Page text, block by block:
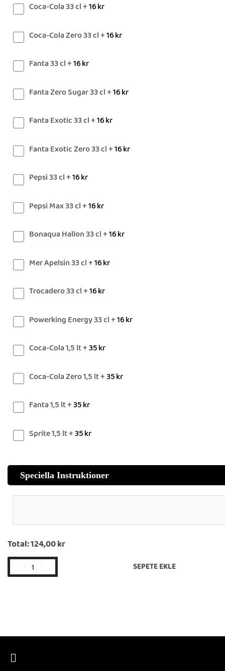
Coca-Cola 33 cl +16kr
Coca-Cola Zero 33 cl +16kr
Fanta 33 cl +16kr
Fanta Zero Sugar 33 cl +16kr
Fanta Exotic 33 cl +16kr
Fanta Exotic Zero 33 cl +16kr
Pepsi 33 cl +16kr
Pepsi Max 33 cl +16kr
Bonaqua Hallon 33 cl +16kr
Mer Apelsin 33 cl +16kr
Trocadero 33 cl +16kr
Powerking Energy 33 cl +16kr
Coca-Cola 1,5 lt +35kr
Coca-Cola Zero 1,5 lt +35kr
Fanta 1,5 lt +35kr
Sprite 1,5 lt +35kr
Speciella Instruktioner
Total:124,00 kr
SEPETE EKLE